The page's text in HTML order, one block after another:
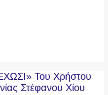
Του Χρήστου
Στέφανου Χίου